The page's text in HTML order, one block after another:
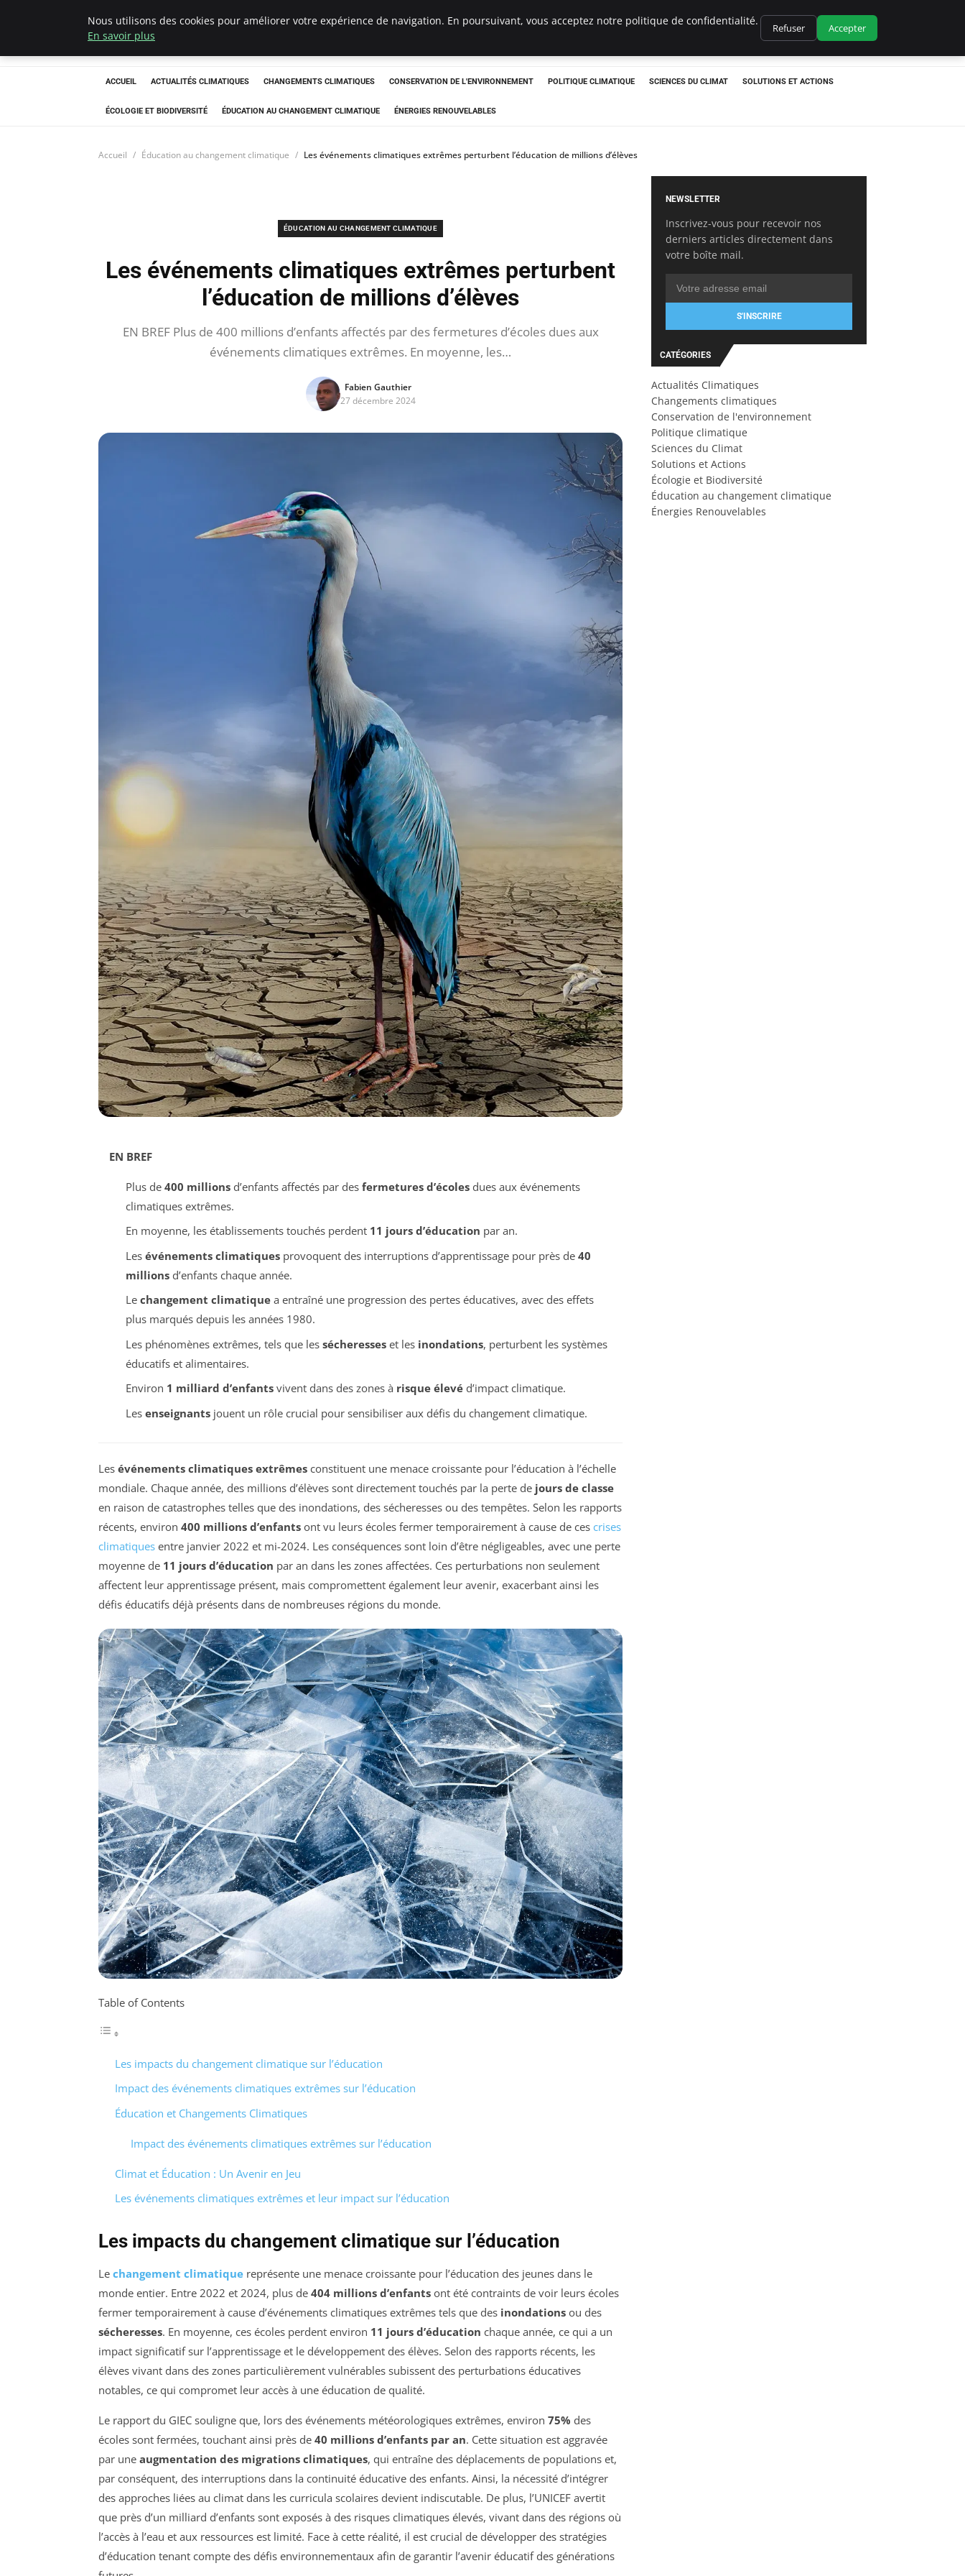
Climatedebtagents
ACCUEIL ACTUALITÉS CLIMATIQUES CHANGEMENTS CLIMATIQUES CONSERVATION DE L'ENVIRONNEMENT POLITIQUE CLIMATIQUE SCIENCES DU CLIMAT SOLUTIONS ET ACTIONS
ÉCOLOGIE ET BIODIVERSITÉ ÉDUCATION AU CHANGEMENT CLIMATIQUE ÉNERGIES RENOUVELABLES
Accueil Éducation au changement climatique Les événements climatiques extrêmes perturbent l’éducation de millions d’élèves
ÉDUCATION AU CHANGEMENT CLIMATIQUE
Les événements climatiques extrêmes perturbent
l’éducation de millions d’élèves
EN BREF Plus de 400 millions d’enfants affectés par des fermetures d’écoles dues aux
événements climatiques extrêmes. En moyenne, les…
Fabien Gauthier
27 décembre 2024
EN BREF
Plus de 400 millionsd’enfants affectés par des fermetures d’écolesdues aux événements
climatiques extrêmes.
En moyenne, les établissements touchés perdent 11 jours d’éducation par an.
Les événements climatiquesprovoquent des interruptions d’apprentissage pour près de 40
millionsd’enfants chaque année.
Le changement climatiquea entraîné une progression des pertes éducatives, avec des effets
plus marqués depuis les années 1980.
Les phénomènes extrêmes, tels que les sécheresseset les inondations, perturbent les systèmes
éducatifs et alimentaires.
Environ 1 milliard d’enfantsvivent dans des zones à risque élevéd’impact climatique.
Les enseignantsjouent un rôle crucial pour sensibiliser aux défis du changement climatique.
Les événements climatiques extrêmes constituent une menace croissante pour l’éducation à l’échelle
mondiale. Chaque année, des millions d’élèves sont directement touchés par la perte de jours de classe
en raison de catastrophes telles que des inondations, des sécheresses ou des tempêtes. Selon les rapports
récents, environ 400 millions d’enfants ont vu leurs écoles fermer temporairement à cause de ces crises
climatiques entre janvier 2022 et mi-2024. Les conséquences sont loin d’être négligeables, avec une perte
moyenne de 11 jours d’éducation par an dans les zones affectées. Ces perturbations non seulement
affectent leur apprentissage présent, mais compromettent également leur avenir, exacerbant ainsi les
défis éducatifs déjà présents dans de nombreuses régions du monde.
Table of Contents
Les impacts du changement climatique sur l’éducation
Impact des événements climatiques extrêmes sur l’éducation
Éducation et Changements Climatiques
Impact des événements climatiques extrêmes sur l’éducation
Climat et Éducation : Un Avenir en Jeu
Les événements climatiques extrêmes et leur impact sur l’éducation
Les impacts du changement climatique sur l’éducation
Le changement climatique représente une menace croissante pour l’éducation des jeunes dans le
monde entier. Entre 2022 et 2024, plus de 404 millions d’enfants ont été contraints de voir leurs écoles
fermer temporairement à cause d’événements climatiques extrêmes tels que des inondations ou des
sécheresses. En moyenne, ces écoles perdent environ 11 jours d’éducation chaque année, ce qui a un
impact significatif sur l’apprentissage et le développement des élèves. Selon des rapports récents, les
élèves vivant dans des zones particulièrement vulnérables subissent des perturbations éducatives
notables, ce qui compromet leur accès à une éducation de qualité.
Le rapport du GIEC souligne que, lors des événements météorologiques extrêmes, environ 75% des
écoles sont fermées, touchant ainsi près de 40 millions d’enfants par an. Cette situation est aggravée
par une augmentation des migrations climatiques, qui entraîne des déplacements de populations et,
par conséquent, des interruptions dans la continuité éducative des enfants. Ainsi, la nécessité d’intégrer
des approches liées au climat dans les curricula scolaires devient indiscutable. De plus, l’UNICEF avertit
que près d’un milliard d’enfants sont exposés à des risques climatiques élevés, vivant dans des régions où
l’accès à l’eau et aux ressources est limité. Face à cette réalité, il est crucial de développer des stratégies
d’éducation tenant compte des défis environnementaux afin de garantir l’avenir éducatif des générations
NEWSLETTER
Inscrivez-vous pour recevoir nos
derniers articles directement dans
votre boîte mail.
S'INSCRIRE
CATÉGORIES
Actualités Climatiques
Changements climatiques
Conservation de l'environnement
Politique climatique
Sciences du Climat
Solutions et Actions
Écologie et Biodiversité
Éducation au changement climatique
Énergies Renouvelables
Nous utilisons des cookies pour améliorer votre expérience de navigation. En poursuivant, vous acceptez notre politique de confidentialité.
En savoir plus
Refuser Accepter